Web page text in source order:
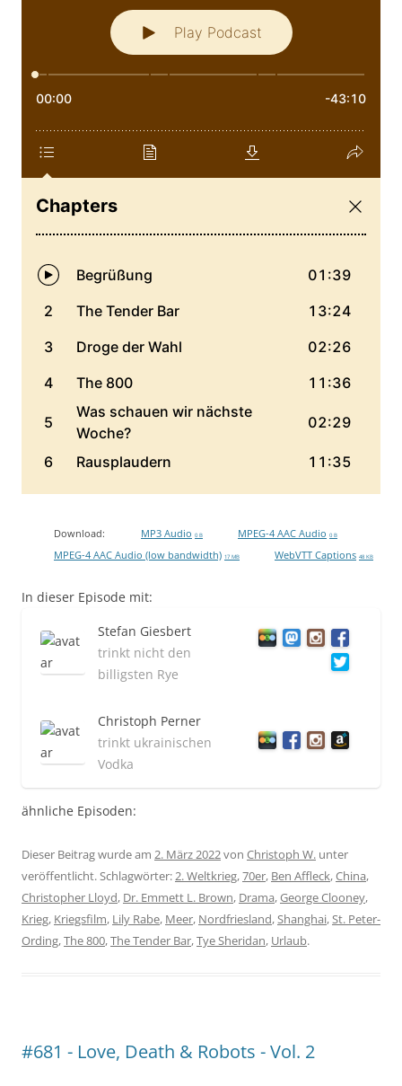
Download: MP3 Audio 0 B MPEG-4 AAC Audio 0 B
MPEG-4 AAC Audio (low bandwidth) 17 MB WebVTT Captions 48 KB
In dieser Episode mit:
Stefan Giesbert
trinkt nicht den
billigsten Rye
Christoph Perner
trinkt ukrainischen
Vodka
ähnliche Episoden:
Dieser Beitrag wurde am 2. März 2022von Christoph W. unter
veröffentlicht. Schlagwörter:2. Weltkrieg,70er, Ben Affleck,China,
Christopher Lloyd, Dr. Emmett L. Brown, Drama,George Clooney,
Krieg, Kriegsfilm, Lily Rabe, Meer, Nordfriesland,Shanghai,St. Peter-
Ording,The 800,The Tender Bar,Tye Sheridan, Urlaub.
#681 - Love, Death & Robots - Vol. 2